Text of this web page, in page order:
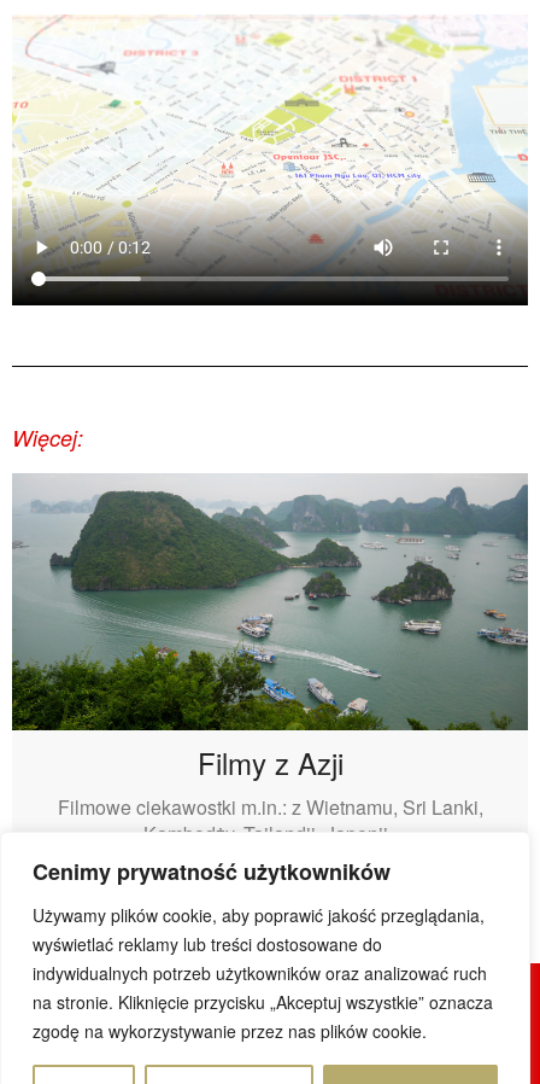
Cenimy prywatność użytkowników
Używamy plików cookie, aby poprawić jakość przeglądania,
wyświetlać reklamy lub treści dostosowane do
indywidualnych potrzeb użytkowników oraz analizować ruch
na stronie. Kliknięcie przycisku „Akceptuj wszystkie” oznacza
zgodę na wykorzystywanie przez nas plików cookie.
Więcej:
Filmy z Azji
Filmowe ciekawostki m.in.: z Wietnamu, Sri Lanki,
Kambodży, Tajlandii, Japonii.
© 2019 DoWietnamu.pl. Wszelkie prawa zastrzeżone.
Projekt i realizacja